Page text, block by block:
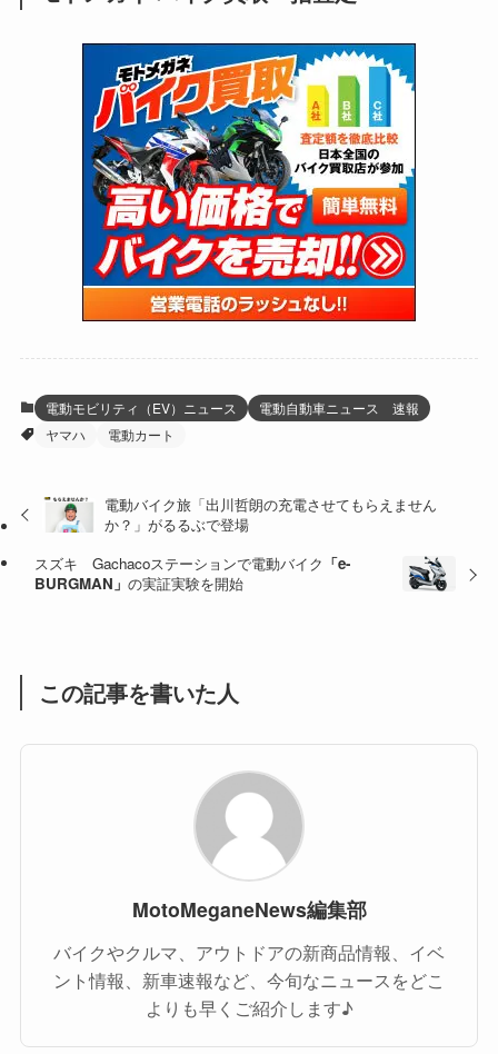
(31)
(51)
(34)
(5)
(12)
(63)
(109)
(24)
(16)
(25)
(24)
(47)
(15)
(5)
(64)
(16)
(62)
(4)
(6)
(17)
(5)
(249)
(23)
(12)
(131)
(38)
(131)
(167)
(85)
(21)
(61)
(171)
(98)
(13)
(60)
(274)
(171)
(38)
(47)
(59)
(47)
(1)
(66)
(16)
(141)
(255)
(204)
(1,141)
(166)
(23)
(33)
(34)
(35)
(41)
(415)
(16)
(73) (126)
(170)
(171)
(118)
(27)
(8)
(1,605)
(147)
(13)
(19)
(12)
(16)
(20)
(16)
(1)
電動モビリティ（EV）ニュース
電動自動車ニュース 速報
ヤマハ
電動カート
電動バイク旅「出川哲朗の充電させてもらえません
か？」がるるぶで登場
スズキ Gachacoステーションで電動バイク 「e-
BURGMAN」の実証実験を開始
この記事を書いた人
MotoMeganeNews編集部
バイクやクルマ、アウトドアの新商品情報、イベ
ント情報、新車速報など、今旬なニュースをどこ
よりも早くご紹介します♪